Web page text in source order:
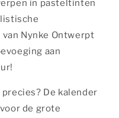
in pasteltinten
Nynke Ontwerpt
aan
De kalender
de grote